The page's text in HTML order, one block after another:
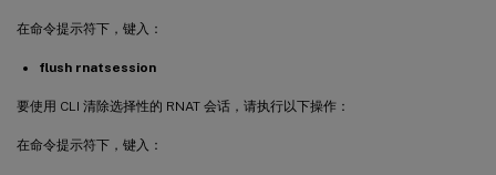
在命令提示符下，键入：
flush rnatsession
要使用 CLI 清除选择性的 RNAT 会话，请执行以下操作：
在命令提示符下，键入：